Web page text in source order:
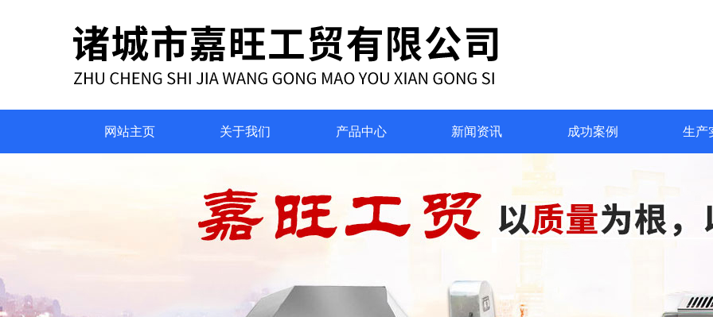
网站主页 关于我们 产品中心 新闻资讯 成功案例 生产